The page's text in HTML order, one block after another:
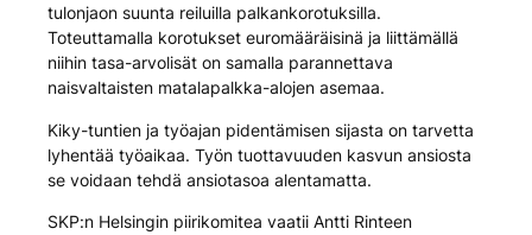
tulonjaon suunta reiluilla palkankorotuksilla.
Toteuttamalla korotukset euromääräisinä ja liittämällä
niihin tasa-arvolisät on samalla parannettava
naisvaltaisten matalapalkka-alojen asemaa.
Kiky-tuntien ja työajan pidentämisen sijasta on tarvetta
lyhentää työaikaa. Työn tuottavuuden kasvun ansiosta
se voidaan tehdä ansiotasoa alentamatta.
SKP:n Helsingin piirikomitea vaatii Antti Rinteen